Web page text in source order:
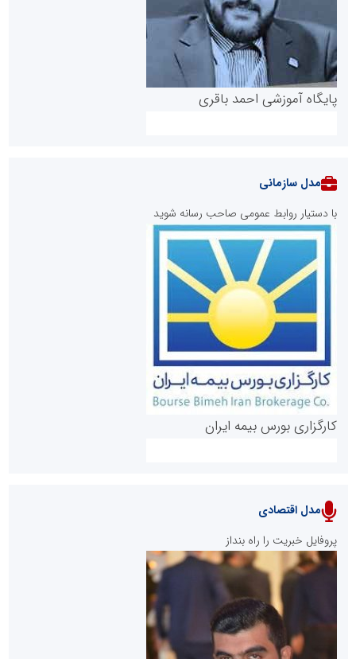
پایگاه آموزشی احمد باقری
روابط عمومی خبرگزاری گزارش خبر
پایگاه خبری نهضت ملی مسکن
مدل سازمانی
با دستیار روابط عمومی صاحب رسانه شوید
کارگزاری بورس بیمه ایران
سازمان بورس و اوراق بهادار
مدل اقتصادی
پروفایل خبریت را راه بنداز